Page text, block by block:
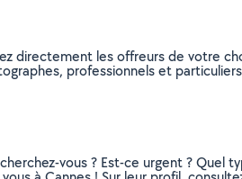
directement les offreurs de votre
professionnels et
vous ? Est-ce urgent ? Quel